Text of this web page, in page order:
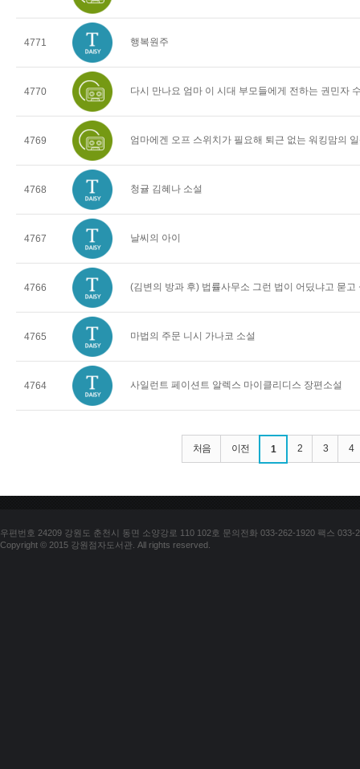
4771 행복원주
4770 다시 만나요 엄마 이 시대 부모들에게 전하는 권민자
4769 엄마에겐 오프 스위치가 필요해 퇴근 없는 워킹맘의
4768 청귤 김혜나 소설
4767 날씨의 아이
4766 (김변의 방과 후) 법률사무소 그런 법이 어딨냐고 묻고
4765 마법의 주문 니시 가나코 소설
4764 사일런트 페이션트 알렉스 마이클리디스 장편소설
처음 이전 1 2 3 4
우편번호 24209 강원도 춘천시 동면 소양강로 110 102호 문의전화 033-262-1920 팩스 033-
Copyright © 2015 강원점자도서관. All rights reserved.